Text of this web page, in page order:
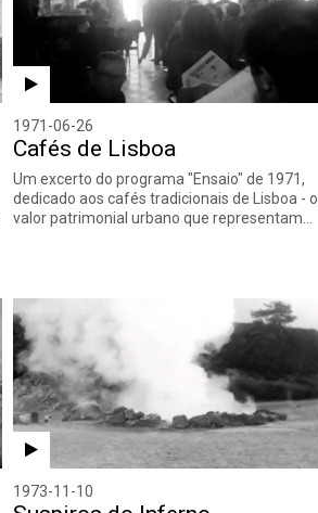
1971-06-26
Cafés de Lisboa
Um excerto do programa "Ensaio" de 1971,
dedicado aos cafés tradicionais de Lisboa - o
valor patrimonial urbano que representam…
1973-11-10